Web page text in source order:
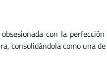
con la
consolidándola como una